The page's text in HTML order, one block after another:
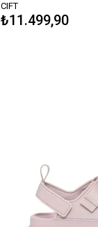
CIFT
₺11.499,90